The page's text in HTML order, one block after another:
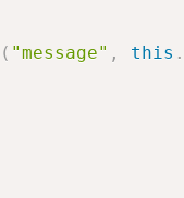
( "message" , this .